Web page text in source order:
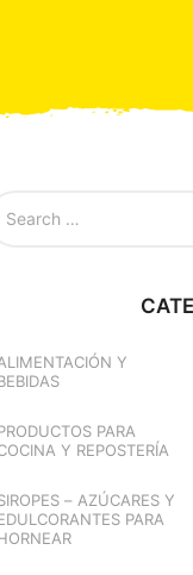
Y
PARA
Y REPOSTERÍA
– AZÚCARES Y
PARA